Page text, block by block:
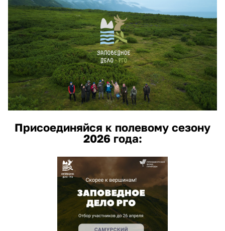
Присоединяйся к полевому сезону
2026 года:
dagestan.jpg